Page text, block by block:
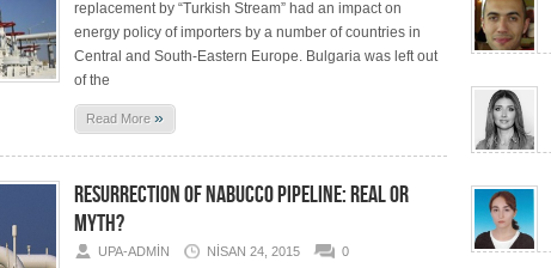
replacement by “Turkish Stream” had an impact on
energy policy of importers by a number of countries in
Central and South-Eastern Europe. Bulgaria was left out
of the
Read More »
RESURRECTION OF NABUCCO PIPELINE: REAL OR
MYTH?
UPA-ADMIN NISAN 24, 2015 0